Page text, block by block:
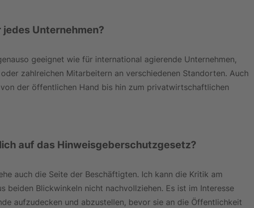
Unternehmen?
geeignet wie für international agierende Unternehmen,
zahlreichen Mitarbeitern an verschiedenen Standorten. Auch
der öffentlichen Hand bis hin zum privatwirtschaftlichen
auf das Hinweisgeberschutzgesetz?
auch die Seite der Beschäftigten. Ich kann die Kritik am
beiden Blickwinkeln nicht nachvollziehen. Es ist im Interesse
aufzudecken und abzustellen, bevor sie an die Öffentlichkeit